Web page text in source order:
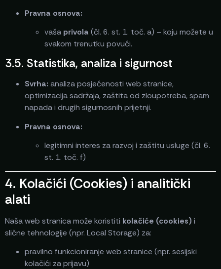
Pravna osnova:
vaša privola (čl. 6. st. 1. toč. a) – koju možete u
svakom trenutku povući.
3.5. Statistika, analiza i sigurnost
Svrha: analiza posjećenosti web stranice,
optimizacija sadržaja, zaštita od zloupotreba, spam
napada i drugih sigurnosnih prijetnji.
Pravna osnova:
legitimni interes za razvoj i zaštitu usluge (čl. 6.
st. 1. toč. f)
4. Kolačići (Cookies) i analitički
alati
Naša web stranica može koristiti kolačiće (cookies) i
slične tehnologije (npr. Local Storage) za:
pravilno funkcioniranje web stranice (npr. sesijski
kolačići za prijavu)